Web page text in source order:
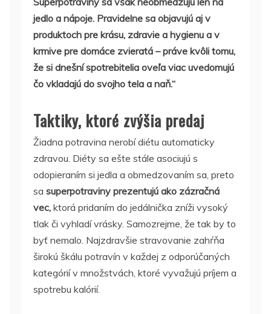
jedlo a nápoje. Pravidelne sa objavujú aj v
produktoch pre krásu, zdravie a hygienu a v
krmive pre domáce zvieratá – práve kvôli tomu,
že si dnešní spotrebitelia oveľa viac uvedomujú
čo vkladajú do svojho tela a naň.“
Taktiky, ktoré zvýšia predaj
Žiadna potravina nerobí diétu automaticky
zdravou. Diéty sa ešte stále asociujú s
odopieraním si jedla a obmedzovaním sa, preto
sa superpotraviny prezentujú ako zázračná
vec, ktorá pridaním do jedálnička zníži vysoký
tlak či vyhladí vrásky. Samozrejme, že tak by to
byť nemalo. Najzdravšie stravovanie zahŕňa
širokú škálu potravín v každej z odporúčaných
kategórií v množstvách, ktoré vyvažujú príjem a
spotrebu kalórií.